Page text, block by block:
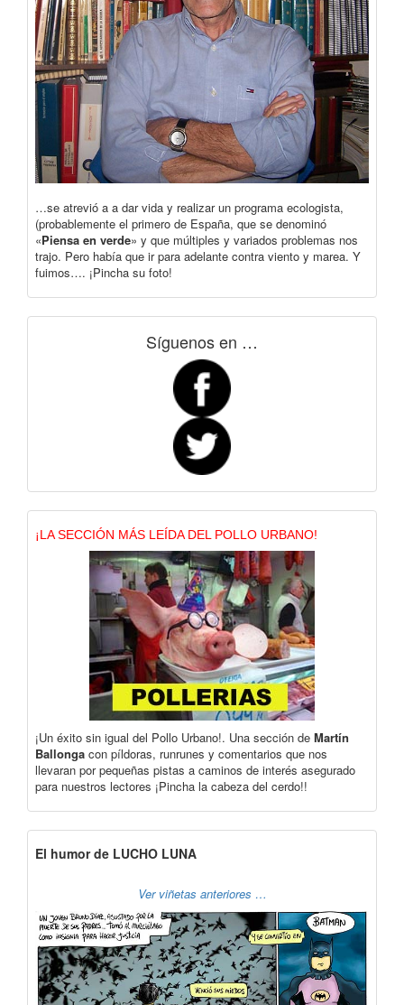
…se atrevió a a dar vida y realizar un programa ecologista,
(probablemente el primero de España, que se denominó
«Piensa en verde» y que múltiples y variados problemas nos
trajo. Pero había que ir para adelante contra viento y marea. Y
fuimos…. ¡Pincha su foto!
Síguenos en …
¡LA SECCIÓN MÁS LEÍDA DEL POLLO URBANO!
¡Un éxito sin igual del Pollo Urbano!. Una sección de Martín
Ballonga con píldoras, runrunes y comentarios que nos
llevaran por pequeñas pistas a caminos de interés asegurado
para nuestros lectores ¡Pincha la cabeza del cerdo!!
El humor de LUCHO LUNA
Ver viñetas anteriores …